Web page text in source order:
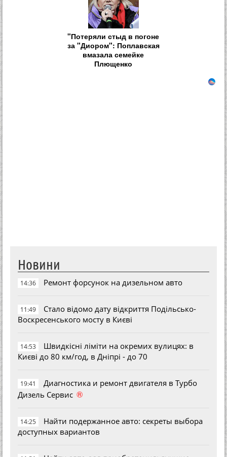
"Потеряли стыд в погоне
за "Диором": Поплавская
вмазала семейке
Плющенко
Новини
14:36 Ремонт форсунок на дизельном авто
11:49
Стало відомо дату відкриття Подільсько-
Воскресенського мосту в Києві
14:53
Швидкісні ліміти на окремих вулицях: в
Києві до 80 км/год, в Дніпрі - до 70
19:41
Диагностика и ремонт двигателя в Турбо
Дизель Сервис ®
14:25
Найти подержанное авто: секреты выбора
доступных вариантов